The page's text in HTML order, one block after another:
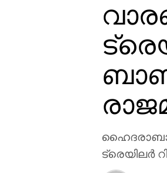
ട്രെയിലര്‍